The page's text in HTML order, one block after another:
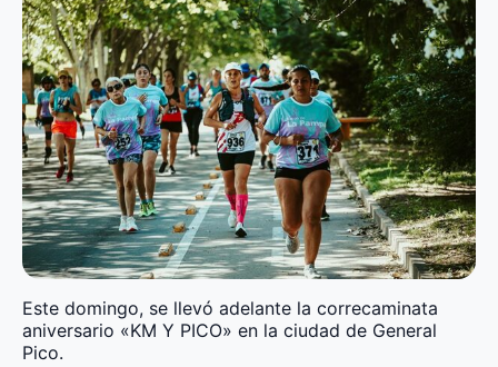
Este domingo, se llevó adelante la correcaminata
aniversario «KM Y PICO» en la ciudad de General
Pico.